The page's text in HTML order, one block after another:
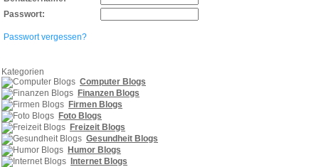
Passwort:
Passwort vergessen?
Kategorien
Computer Blogs
Finanzen Blogs
Firmen Blogs
Foto Blogs
Freizeit Blogs
Gesundheit Blogs
Humor Blogs
Internet Blogs